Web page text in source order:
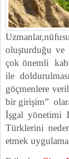
oluşturduğu ve
çok önemli
ile
göçmenlere
bir girişim”
İşgal yönetimi
Türklerini
etmek